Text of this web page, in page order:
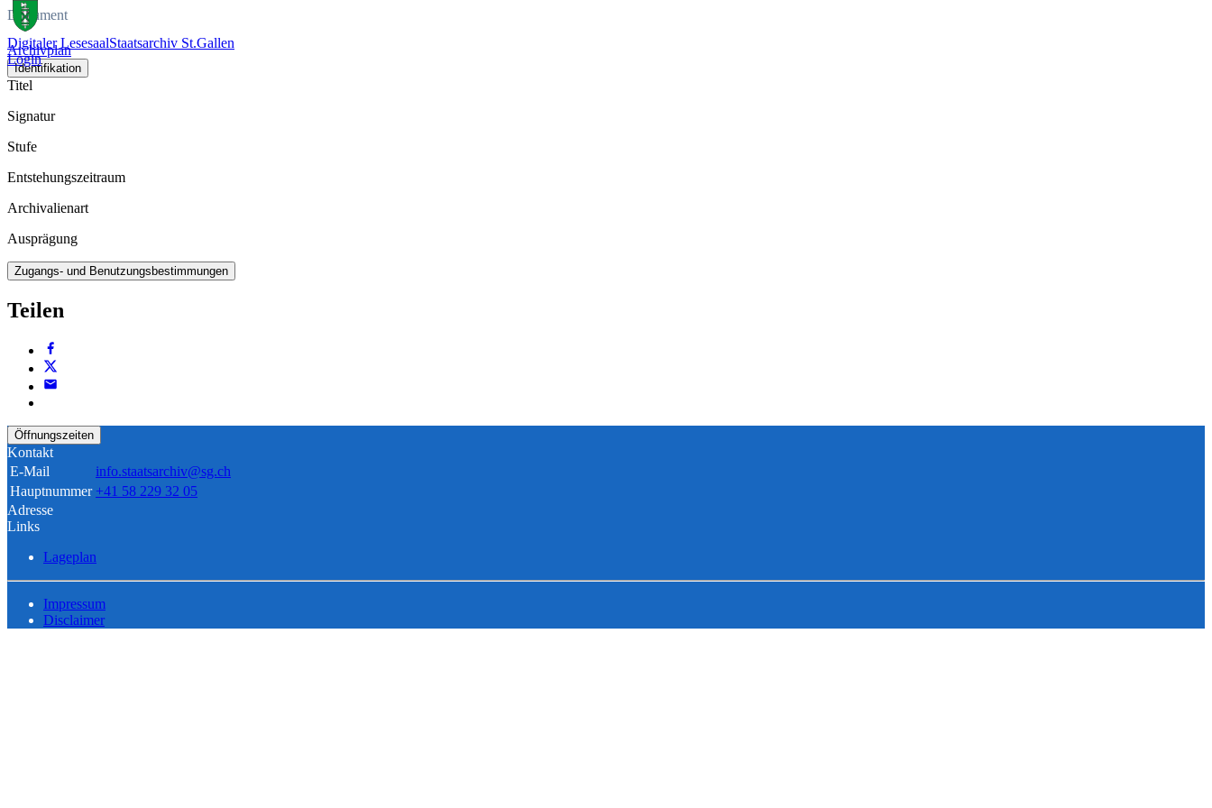
Digitaler LesesaalStaatsarchiv St.Gallen
Login
Dokument
Archivplan
Identifikation
Titel
Signatur
Stufe
Entstehungszeitraum
Archivalienart
Ausprägung
Zugangs- und Benutzungsbestimmungen
Teilen
Öffnungszeiten
Kontakt
E-Mail
info.staatsarchiv@sg.ch
Hauptnummer +41 58 229 32 05
Adresse
Links
Lageplan
Impressum
Disclaimer